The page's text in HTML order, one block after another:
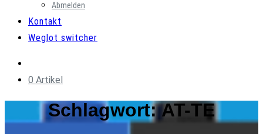
Abmelden
Kontakt
Weglot switcher
0 Artikel
Schlagwort:AT-TE